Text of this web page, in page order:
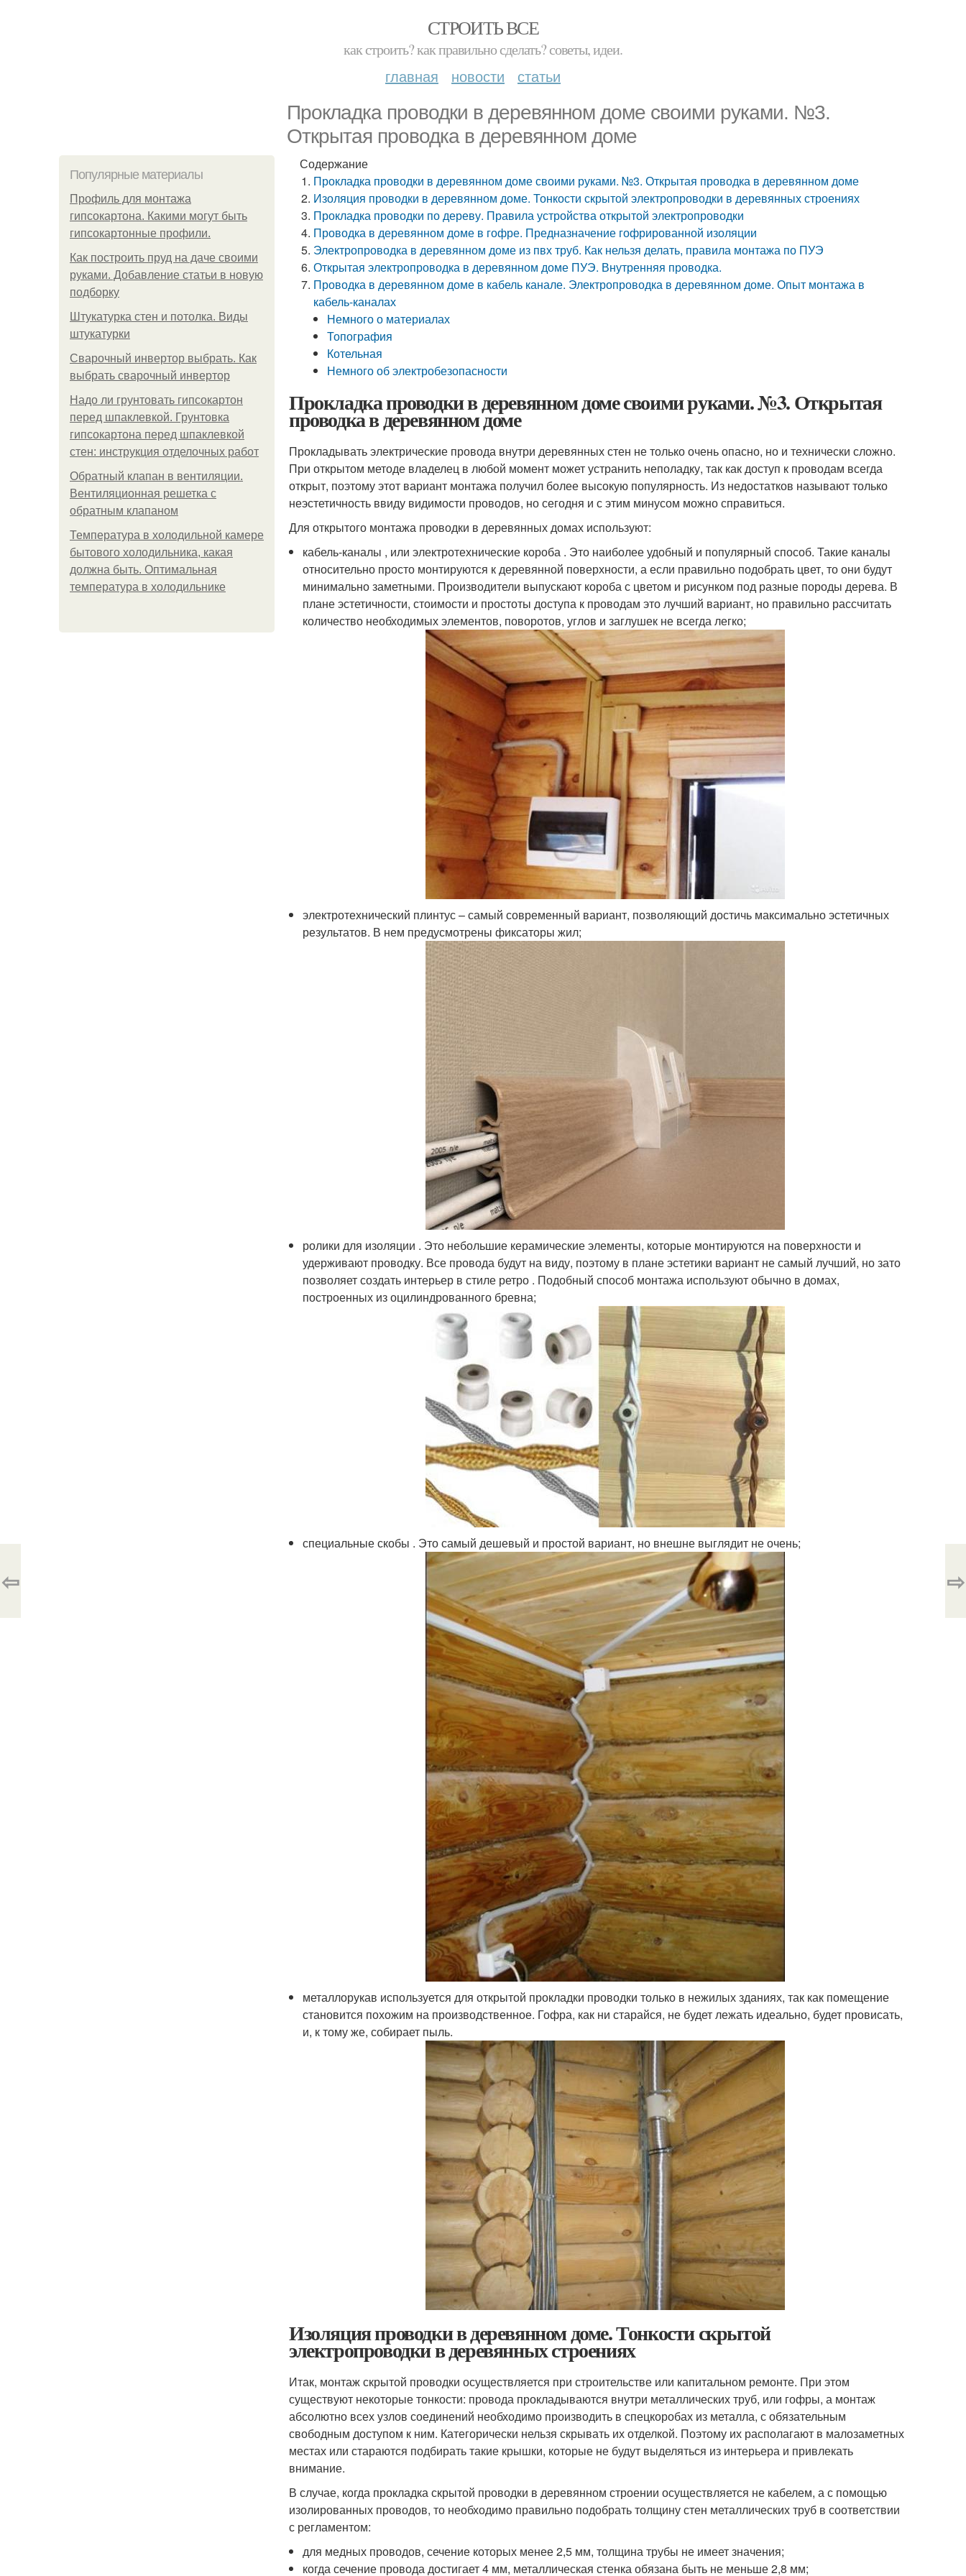
СТРОИТЬ ВСЕ
как строить? как правильно сделать? советы, идеи.
главная новости статьи
Прокладка проводки в деревянном доме своими руками. №3.
Открытая проводка в деревянном доме
Популярные материалы
Профиль для монтажа
гипсокартона. Какими могут быть
гипсокартонные профили.
Как построить пруд на даче своими
руками. Добавление статьи в новую
подборку
Штукатурка стен и потолка. Виды
штукатурки
Сварочный инвертор выбрать. Как
выбрать сварочный инвертор
Надо ли грунтовать гипсокартон
перед шпаклевкой. Грунтовка
гипсокартона перед шпаклевкой
стен: инструкция отделочных работ
Обратный клапан в вентиляции.
Вентиляционная решетка с
обратным клапаном
Температура в холодильной камере
бытового холодильника, какая
должна быть. Оптимальная
температура в холодильнике
Содержание
Прокладка проводки в деревянном доме своими руками. №3. Открытая проводка в деревянном доме
Изоляция проводки в деревянном доме. Тонкости скрытой электропроводки в деревянных строениях
Прокладка проводки по дереву. Правила устройства открытой электропроводки
Проводка в деревянном доме в гофре. Предназначение гофрированной изоляции
Электропроводка в деревянном доме из пвх труб. Как нельзя делать, правила монтажа по ПУЭ
Открытая электропроводка в деревянном доме ПУЭ. Внутренняя проводка.
Проводка в деревянном доме в кабель канале. Электропроводка в деревянном доме. Опыт монтажа в
кабель-каналах
Немного о материалах
Топография
Котельная
Немного об электробезопасности
Прокладка проводки в деревянном доме своими руками. №3. Открытая
проводка в деревянном доме
Прокладывать электрические провода внутри деревянных стен не только очень опасно, но и технически сложно.
При открытом методе владелец в любой момент может устранить неполадку, так как доступ к проводам всегда
открыт, поэтому этот вариант монтажа получил более высокую популярность. Из недостатков называют только
неэстетичность ввиду видимости проводов, но сегодня и с этим минусом можно справиться.
Для открытого монтажа проводки в деревянных домах используют:
кабель-каналы , или электротехнические короба . Это наиболее удобный и популярный способ. Такие каналы
относительно просто монтируются к деревянной поверхности, а если правильно подобрать цвет, то они будут
минимально заметными. Производители выпускают короба с цветом и рисунком под разные породы дерева. В
плане эстетичности, стоимости и простоты доступа к проводам это лучший вариант, но правильно рассчитать
количество необходимых элементов, поворотов, углов и заглушек не всегда легко;
электротехнический плинтус – самый современный вариант, позволяющий достичь максимально эстетичных
результатов. В нем предусмотрены фиксаторы жил;
ролики для изоляции . Это небольшие керамические элементы, которые монтируются на поверхности и
удерживают проводку. Все провода будут на виду, поэтому в плане эстетики вариант не самый лучший, но зато
позволяет создать интерьер в стиле ретро . Подобный способ монтажа используют обычно в домах,
построенных из оцилиндрованного бревна;
специальные скобы . Это самый дешевый и простой вариант, но внешне выглядит не очень;
металлорукав используется для открытой прокладки проводки только в нежилых зданиях, так как помещение
становится похожим на производственное. Гофра, как ни старайся, не будет лежать идеально, будет провисать,
и, к тому же, собирает пыль.
Изоляция проводки в деревянном доме. Тонкости скрытой
электропроводки в деревянных строениях
Итак, монтаж скрытой проводки осуществляется при строительстве или капитальном ремонте. При этом
существуют некоторые тонкости: провода прокладываются внутри металлических труб, или гофры, а монтаж
абсолютно всех узлов соединений необходимо производить в спецкоробах из металла, с обязательным
свободным доступом к ним. Категорически нельзя скрывать их отделкой. Поэтому их располагают в малозаметных
местах или стараются подбирать такие крышки, которые не будут выделяться из интерьера и привлекать
внимание.
В случае, когда прокладка скрытой проводки в деревянном строении осуществляется не кабелем, а с помощью
изолированных проводов, то необходимо правильно подобрать толщину стен металлических труб в соответствии
с регламентом:
для медных проводов, сечение которых менее 2,5 мм, толщина трубы не имеет значения;
когда сечение провода достигает 4 мм, металлическая стенка обязана быть не меньше 2,8 мм;
⇦ ⇨